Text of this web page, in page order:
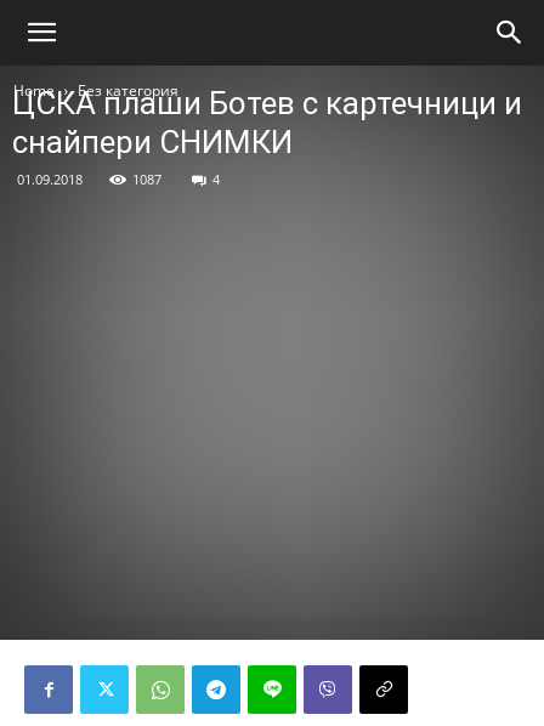
Home Без категория
ЦСКА плаши Ботев с картечници и
снайпери СНИМКИ
01.09.2018 1087 4